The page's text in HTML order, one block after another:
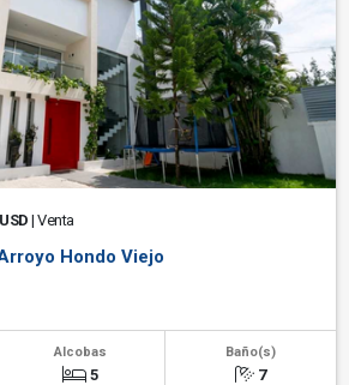
USD | Venta
Hondo Viejo
Alcobas
5
Baño(s)
7